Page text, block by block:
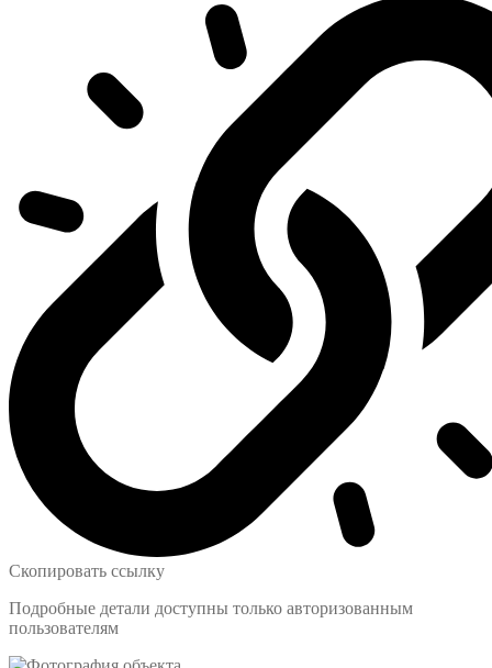
Скопировать ссылку
Подробные детали доступны только авторизованным
пользователям